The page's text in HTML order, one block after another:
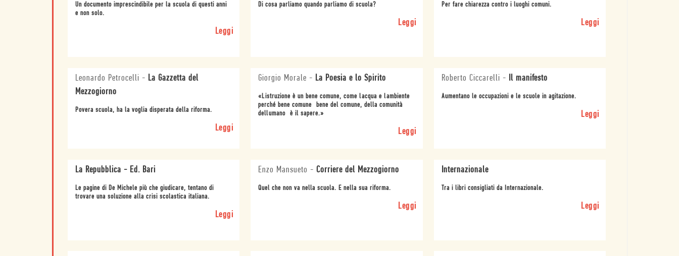
Un documento imprescindibile per la scuola di questi anni
e non solo.
Leggi
Di cosa parliamo quando parliamo di scuola?
Leggi
Per fare chiarezza contro i luoghi comuni.
Leggi
Leonardo Petrocelli - La Gazzetta del
Mezzogiorno
Povera scuola, ha la voglia disperata della riforma.
Leggi
Giorgio Morale - La Poesia e lo Spirito
«Listruzione è un bene comune, come lacqua e lambiente
perché bene comune  bene del comune, della comunità
dellumano  è il sapere.»
Leggi
Roberto Ciccarelli - Il manifesto
Aumentano le occupazioni e le scuole in agitazione.
Leggi
La Repubblica - Ed. Bari
Le pagine di De Michele più che giudicare, tentano di
trovare una soluzione alla crisi scolastica italiana.
Leggi
Enzo Mansueto -Corriere del Mezzogiorno
Quel che non va nella scuola. E nella sua riforma.
Leggi
Internazionale
Tra i libri consigliati da Internazionale.
Leggi